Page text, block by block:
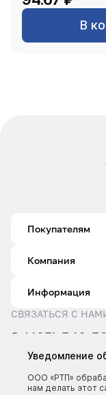
В
Покупателям
Компания
Информация
СВЯЗАТЬСЯ С
8 (495) 540-
sale@rtp.ru
Пн–Пт: 9:00–18:00
Уведомление
ООО «РТП»
нам делать этот